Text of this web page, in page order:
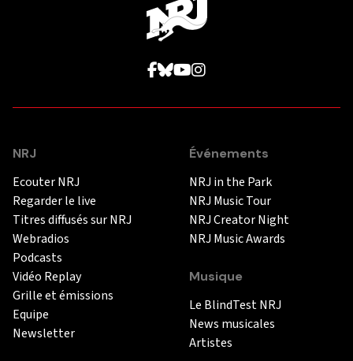
NRJ
Ecouter NRJ
Regarder le live
Titres diffusés sur NRJ
Webradios
Podcasts
Vidéo Replay
Grille et émissions
Equipe
Newsletter
Événements
NRJ in the Park
NRJ Music Tour
NRJ Creator Night
NRJ Music Awards
Musique
Le BlindTest NRJ
News musicales
Artistes